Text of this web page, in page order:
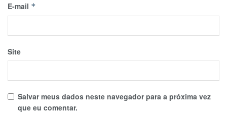
E-mail *
Site
Salvar meus dados neste navegador para a próxima vez
que eu comentar.